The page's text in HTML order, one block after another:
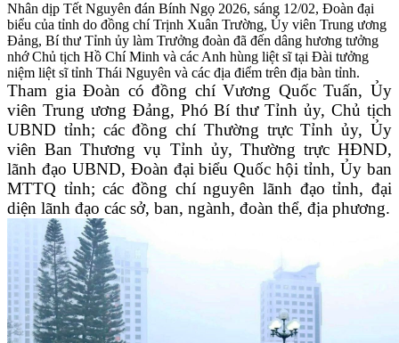
Nhân dịp Tết Nguyên đán Bính Ngọ 2026, sáng 12/02, Đoàn đại
biểu của tỉnh do đồng chí Trịnh Xuân Trường, Ủy viên Trung ương
Đảng, Bí thư Tỉnh ủy làm Trưởng đoàn đã đến dâng hương tưởng
nhớ Chủ tịch Hồ Chí Minh và các Anh hùng liệt sĩ tại Đài tưởng
niệm liệt sĩ tỉnh Thái Nguyên và các địa điểm trên địa bàn tỉnh.
Tham gia Đoàn có đồng chí Vương Quốc Tuấn, Ủy
viên Trung ương Đảng, Phó Bí thư Tỉnh ủy, Chủ tịch
UBND tỉnh; các đồng chí Thường trực Tỉnh ủy, Ủy
viên Ban Thương vụ Tỉnh ủy, Thường trực HĐND,
lãnh đạo UBND, Đoàn đại biểu Quốc hội tỉnh, Ủy ban
MTTQ tỉnh; các đồng chí nguyên lãnh đạo tỉnh, đại
diện lãnh đạo các sở, ban, ngành, đoàn thể, địa phương.